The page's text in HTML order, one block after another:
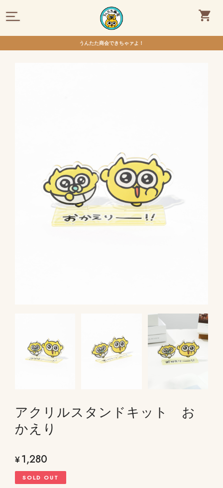
うんたた商会できちゃァよ！
アクリルスタンドキット お
かえり
¥1,280
SOLD OUT